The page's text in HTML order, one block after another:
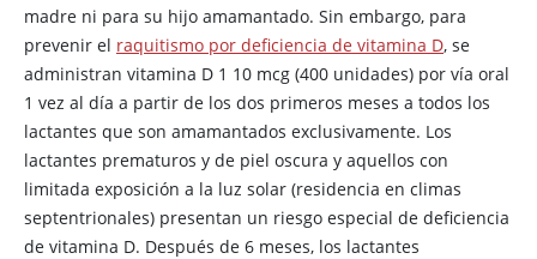
madre ni para su hijo amamantado. Sin embargo, para
prevenir el raquitismo por deficiencia de vitamina D, se
administran vitamina D 1 10 mcg (400 unidades) por vía oral
1 vez al día a partir de los dos primeros meses a todos los
lactantes que son amamantados exclusivamente. Los
lactantes prematuros y de piel oscura y aquellos con
limitada exposición a la luz solar (residencia en climas
septentrionales) presentan un riesgo especial de deficiencia
de vitamina D. Después de 6 meses, los lactantes